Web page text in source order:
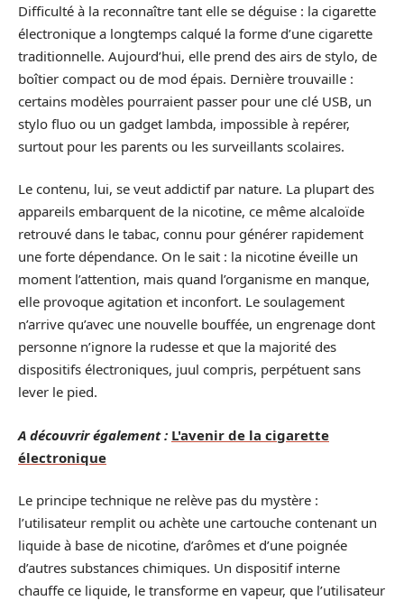
Difficulté à la reconnaître tant elle se déguise : la cigarette
électronique a longtemps calqué la forme d’une cigarette
traditionnelle. Aujourd’hui, elle prend des airs de stylo, de
boîtier compact ou de mod épais. Dernière trouvaille :
certains modèles pourraient passer pour une clé USB, un
stylo fluo ou un gadget lambda, impossible à repérer,
surtout pour les parents ou les surveillants scolaires.
Le contenu, lui, se veut addictif par nature. La plupart des
appareils embarquent de la nicotine, ce même alcaloïde
retrouvé dans le tabac, connu pour générer rapidement
une forte dépendance. On le sait : la nicotine éveille un
moment l’attention, mais quand l’organisme en manque,
elle provoque agitation et inconfort. Le soulagement
n’arrive qu’avec une nouvelle bouffée, un engrenage dont
personne n’ignore la rudesse et que la majorité des
dispositifs électroniques, juul compris, perpétuent sans
lever le pied.
A découvrir également : L'avenir de la cigarette
électronique
Le principe technique ne relève pas du mystère :
l’utilisateur remplit ou achète une cartouche contenant un
liquide à base de nicotine, d’arômes et d’une poignée
d’autres substances chimiques. Un dispositif interne
chauffe ce liquide, le transforme en vapeur, que l’utilisateur